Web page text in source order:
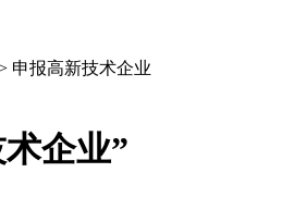
申报高新技术企业
企业”